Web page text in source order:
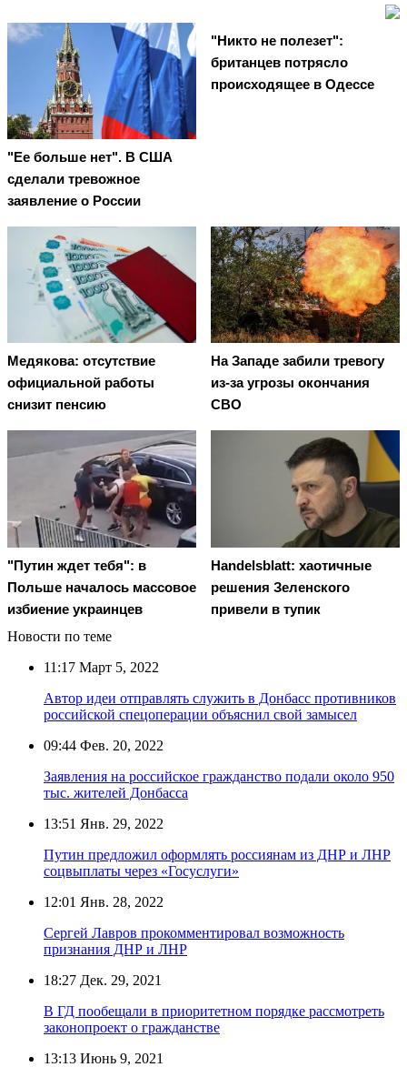
"Ее больше нет". В США
сделали тревожное
заявление о России
"Никто не полезет":
британцев потрясло
происходящее в Одессе
Медякова: отсутствие
официальной работы
снизит пенсию
На Западе забили тревогу
из-за угрозы окончания
СВО
"Путин ждет тебя": в
Польше началось массовое
избиение украинцев
Handelsblatt: хаотичные
решения Зеленского
привели в тупик
Новости по теме
11:17 Март 5, 2022
Автор идеи отправлять служить в Донбасс противников
российской спецоперации объяснил свой замысел
09:44 Фев. 20, 2022
Заявления на российское гражданство подали около 950
тыс. жителей Донбасса
13:51 Янв. 29, 2022
Путин предложил оформлять россиянам из ДНР и ЛНР
соцвыплаты через «Госуслуги»
12:01 Янв. 28, 2022
Сергей Лавров прокомментировал возможность
признания ДНР и ЛНР
18:27 Дек. 29, 2021
В ГД пообещали в приоритетном порядке рассмотреть
законопроект о гражданстве
13:13 Июнь 9, 2021